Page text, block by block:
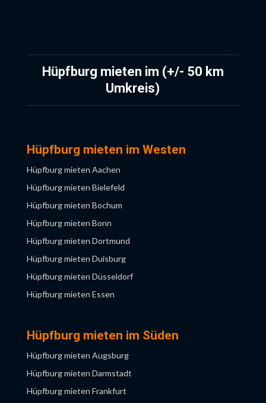
Kindergeburtstag Wolfsburg
Hüpfburg mieten im (+/- 50 km
Umkreis)
Hüpfburg mieten im Westen
Hüpfburg mieten Aachen
Hüpfburg mieten Bielefeld
Hüpfburg mieten Bochum
Hüpfburg mieten Bonn
Hüpfburg mieten Dortmund
Hüpfburg mieten Duisburg
Hüpfburg mieten Düsseldorf
Hüpfburg mieten Essen
Hüpfburg mieten Köln
Hüpfburg mieten im Süden
Hüpfburg mieten Augsburg
Hüpfburg mieten Darmstadt
Hüpfburg mieten Frankfurt